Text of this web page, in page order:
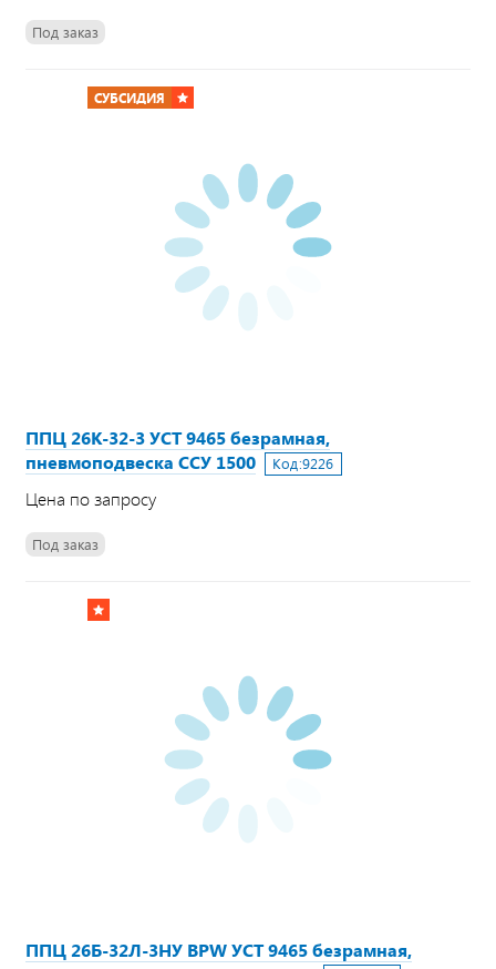
Под заказ
СУБСИДИЯ
ППЦ 26К-32-3 УСТ 9465 безрамная,
пневмоподвеска ССУ 1500
Код:9226
Цена по запросу
Под заказ
ППЦ 26Б-32Л-3НУ BPW УСТ 9465 безрамная,